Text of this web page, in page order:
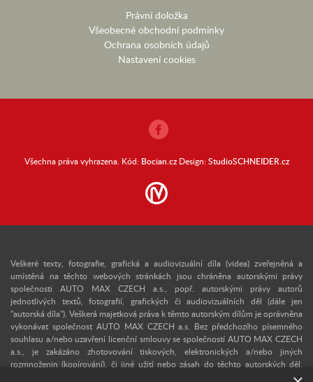
Právní doložka
Všeobecné obchodní podmínky
Ochrana osobních údajů
Nastavení cookies
Všechna práva vyhrazena. Kód: Bocian.czDesign:StudioSCHNEIDER.cz
Veškeré texty, fotografie, grafická a audiovizuální díla (videa) zveřejněná a
umístěná na těchto webových stránkách jsou chráněna autorskými právy
společnosti AUTO MAX CZECH a.s., popř. autorskými právy autorů
jednotlivých textů, fotografií, grafických či audiovizuálních děl (dále jen
"autorská díla"). Veškerá majetková práva k těmto autorským dílům je oprávněna
vykonávat společnost AUTO MAX CZECH a.s. Bez předchozího písemného
souhlasu a/nebo uzavření licenční smlouvy se společností AUTO MAX CZECH
a.s., je zakázáno zhotovování tiskových, elektronických a/nebo jiných
rozmnoženin (kopírování), či jiné užití nebo zásah do těchto autorských děl.
Upozorňujeme, že v případě neoprávněného užití autorského díla se lze